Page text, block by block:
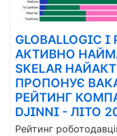
GLOBALLOGIC І
АКТИВНО
SKELAR
ПРОПОНУЄ
РЕЙТИНГ
DJINNI - ЛІТО
Рейтинг